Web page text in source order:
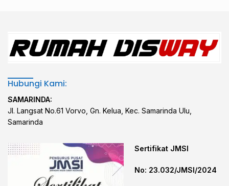
Hubungi Kami:
SAMARINDA:
Jl. Langsat No.61 Vorvo, Gn. Kelua, Kec. Samarinda Ulu,
Samarinda
Sertifikat JMSI
No: 23.032/JMSI/2024